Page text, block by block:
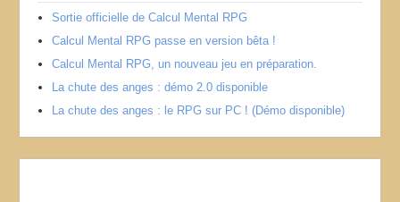
Sortie officielle de Calcul Mental RPG
Calcul Mental RPG passe en version bêta !
Calcul Mental RPG, un nouveau jeu en préparation.
La chute des anges : démo 2.0 disponible
La chute des anges : le RPG sur PC ! (Démo disponible)